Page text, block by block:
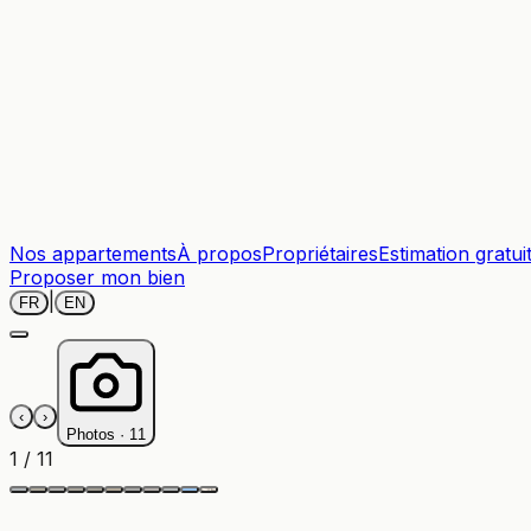
Nos appartementsÀ proposPropriétairesEstimation
Proposer mon bien
FR EN
‹
›
Photos · 11
1 / 11